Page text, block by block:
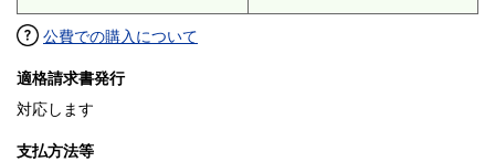
公費での購入について
適格請求書発行
対応します
支払方法等